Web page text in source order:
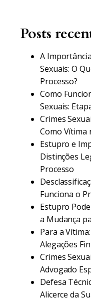
Posts
A
Sexuais: O
Processo?
Como
Sexuais:
Crimes
Como Vítima
Estupro e
Distinções
Processo
Funciona o
Estupro
a Mudança
Para a
Alegações
Crimes
Advogado
Defesa
Alicerce da